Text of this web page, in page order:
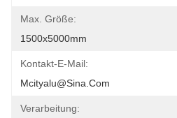
Max. Größe:
1500x5000mm
Kontakt-E-Mail:
Mcityalu@sina.com
Verarbeitung: